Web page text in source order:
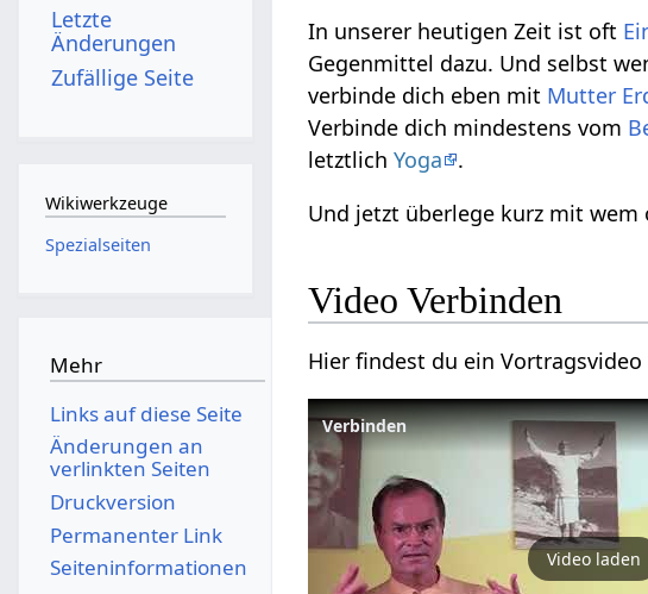
In unserer heutigen Zeit ist oft
Gegenmittel dazu. Und selbst
verbinde dich eben mit Mutter
Verbinde dich mindestens vom
letztlichYoga
.
Und jetzt überlege kurz mit
Video Verbinden
Hier findest du ein
Verbinden
Video laden
Letzte
Änderungen
Zufällige Seite
Wikiwerkzeuge
Spezialseiten
Mehr
Links auf diese Seite
Änderungen an
verlinkten Seiten
Druckversion
Permanenter Link
Seiten­­informationen